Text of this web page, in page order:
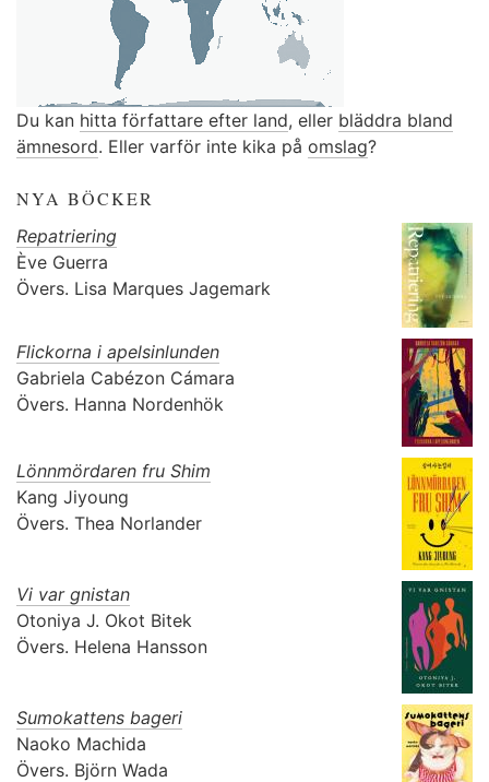
Du kan hitta författare efter land, eller bläddra bland
ämnesord. Eller varför inte kika på omslag?
NYA BÖCKER
Repatriering
Ève Guerra
Övers. Lisa Marques Jagemark
Flickorna i apelsinlunden
Gabriela Cabézon Cámara
Övers. Hanna Nordenhök
Lönnmördaren fru Shim
Kang Jiyoung
Övers. Thea Norlander
Vi var gnistan
Otoniya J. Okot Bitek
Övers. Helena Hansson
Sumokattens bageri
Naoko Machida
Övers. Björn Wada